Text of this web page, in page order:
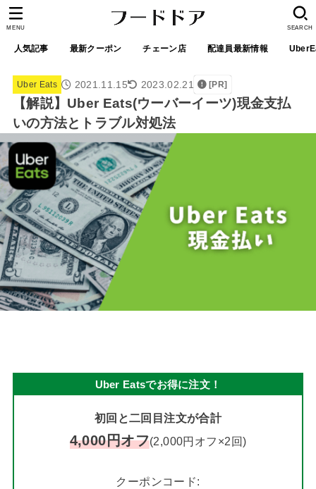
人気記事 最新クーポン チェーン店 配達員最新情報
SEARCH
MENU
Uber Eats 2021.11.15 2023.02.21 [PR]
【解説】Uber Eats(ウーバーイーツ)現金支払
いの方法とトラブル対処法
Uber Eatsでお得に注文！
初回と二回目注文が合計
4,000円オフ(2,000円オフ×2回)
クーポンコード: